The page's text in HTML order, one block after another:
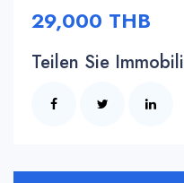
29,000 THB
Teilen Sie